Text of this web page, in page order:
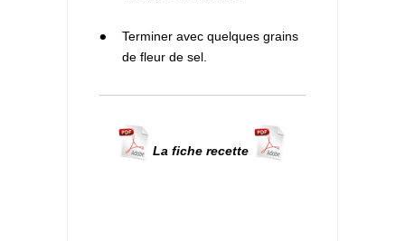
Terminer avec quelques grains
de fleur de sel.
La fiche recette